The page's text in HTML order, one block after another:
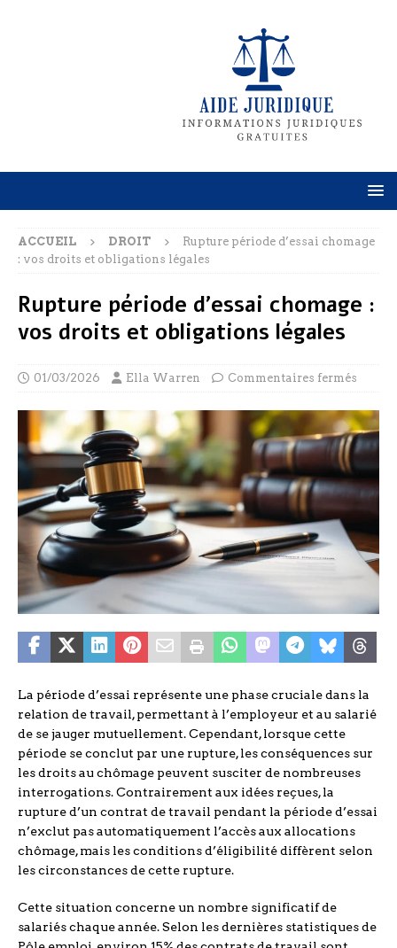
ACCUEIL DROIT
Rupture période d’essai chomage
: vos droits et obligations légales
Rupture période d’essai chomage :
vos droits et obligations légales
01/03/2026 Ella Warren Commentaires fermés
La période d’essai représente une phase cruciale dans la
relation de travail, permettant à l’employeur et au salarié
de se jauger mutuellement. Cependant, lorsque cette
période se conclut par une rupture, les conséquences sur
les droits au chômage peuvent susciter de nombreuses
interrogations. Contrairement aux idées reçues, la
rupture d’un contrat de travail pendant la période d’essai
n’exclut pas automatiquement l’accès aux allocations
chômage, mais les conditions d’éligibilité diffèrent selon
les circonstances de cette rupture.
Cette situation concerne un nombre significatif de
salariés chaque année. Selon les dernières statistiques de